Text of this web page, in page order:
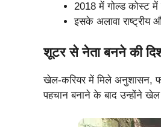
2018 में गोल्ड कोस्ट
इसके अलावा राष्ट्रीय
शूटर से नेता बनने की
खेल-करियर में मिले अनुशासन,
पहचान बनाने के बाद उन्होंने